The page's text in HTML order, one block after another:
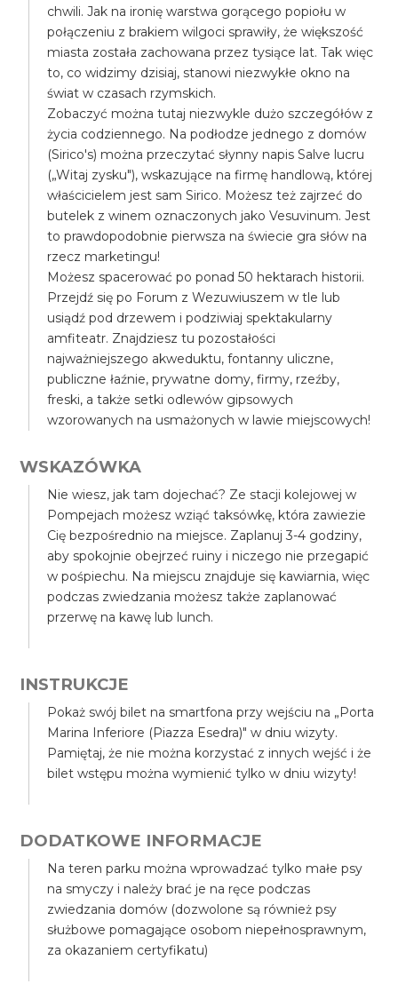
chwili. Jak na ironię warstwa gorącego popiołu w
połączeniu z brakiem wilgoci sprawiły, że większość
miasta została zachowana przez tysiące lat. Tak więc
to, co widzimy dzisiaj, stanowi niezwykłe okno na
świat w czasach rzymskich.
Zobaczyć można tutaj niezwykle dużo szczegółów z
życia codziennego. Na podłodze jednego z domów
(Sirico's) można przeczytać słynny napis Salve lucru
(„Witaj zysku"), wskazujące na firmę handlową, której
właścicielem jest sam Sirico. Możesz też zajrzeć do
butelek z winem oznaczonych jako Vesuvinum. Jest
to prawdopodobnie pierwsza na świecie gra słów na
rzecz marketingu!
Możesz spacerować po ponad 50 hektarach historii.
Przejdź się po Forum z Wezuwiuszem w tle lub
usiądź pod drzewem i podziwiaj spektakularny
amfiteatr. Znajdziesz tu pozostałości
najważniejszego akweduktu, fontanny uliczne,
publiczne łaźnie, prywatne domy, firmy, rzeźby,
freski, a także setki odlewów gipsowych
wzorowanych na usmażonych w lawie miejscowych!
WSKAZÓWKA
Nie wiesz, jak tam dojechać? Ze stacji kolejowej w
Pompejach możesz wziąć taksówkę, która zawiezie
Cię bezpośrednio na miejsce. Zaplanuj 3-4 godziny,
aby spokojnie obejrzeć ruiny i niczego nie przegapić
w pośpiechu. Na miejscu znajduje się kawiarnia, więc
podczas zwiedzania możesz także zaplanować
przerwę na kawę lub lunch.
INSTRUKCJE
Pokaż swój bilet na smartfona przy wejściu na „Porta
Marina Inferiore (Piazza Esedra)" w dniu wizyty.
Pamiętaj, że nie można korzystać z innych wejść i że
bilet wstępu można wymienić tylko w dniu wizyty!
DODATKOWE INFORMACJE
Na teren parku można wprowadzać tylko małe psy
na smyczy i należy brać je na ręce podczas
zwiedzania domów (dozwolone są również psy
służbowe pomagające osobom niepełnosprawnym,
za okazaniem certyfikatu)